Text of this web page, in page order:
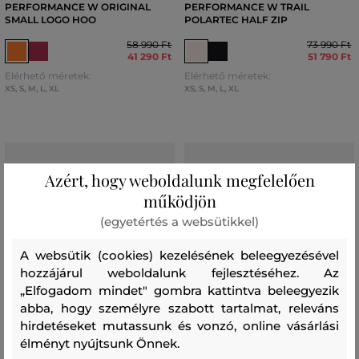
PERFORMANCE W ORIGINAL
SMALL LOGO HOO
58 990 Ft
41 290 Ft
Elérhető méretek:
XS, S, M, L, XL
PERFORMANCE W TRAIL
POLARTEC HALF ZIP
73 990 Ft
51 790 Ft
Elérhető méretek:
XS, S, M, L, XL
Azért, hogy weboldalunk megfelelően
működjön
(egyetértés a websütikkel)
A websütik (cookies) kezelésének beleegyezésével
hozzájárul weboldalunk fejlesztéséhez. Az
„Elfogadom mindet" gombra kattintva beleegyezik
abba, hogy személyre szabott tartalmat, releváns
hirdetéseket mutassunk és vonzó, online vásárlási
élményt nyújtsunk Önnek.